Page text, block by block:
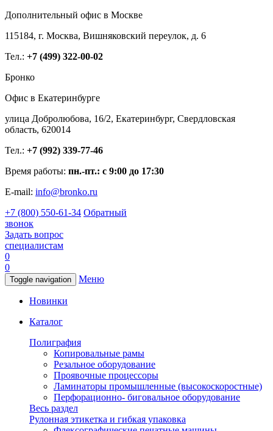
Дополнительный офис в Москве
115184, г. Москва, Вишняковский переулок, д. 6
Тел.: +7 (499) 322-00-02
Бронко
Офис в Екатеринбурге
улица Добролюбова, 16/2, Екатеринбург, Свердловская
область, 620014
Тел.: +7 (992) 339-77-46
Время работы: пн.-пт.: с 9:00 до 17:30
E-mail: info@bronko.ru
+7 (800) 550-61-34 Обратный
звонок
Задать вопрос
специалистам
0
0
Toggle navigation Меню
Новинки
Каталог
Полиграфия
Копировальные рамы
Резальное оборудование
Проявочные процессоры
Ламинаторы промышленные (высокоскоростные)
Перфорационно- биговальное оборудование
Весь раздел
Рулонная этикетка и гибкая упаковка